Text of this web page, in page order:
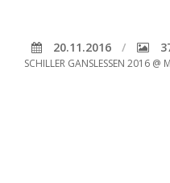
20.11.2016
SCHILLER GANSLESSEN 2016 @